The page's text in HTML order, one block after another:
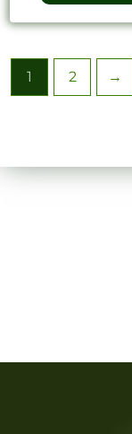
1 2 →